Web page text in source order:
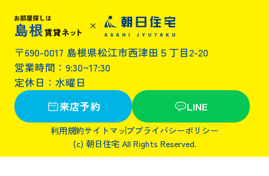
〒690-0017 島根県松江市西津田５丁目2-20
営業時間：9:30~17:30
定休日：水曜日
来店予約
LINE
利用規約サイトマッププライバシーポリシー
(c) 朝日住宅 All Rights Reserved.